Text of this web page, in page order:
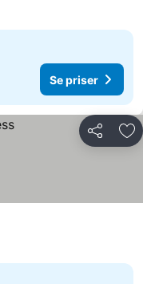
Se priser
Del